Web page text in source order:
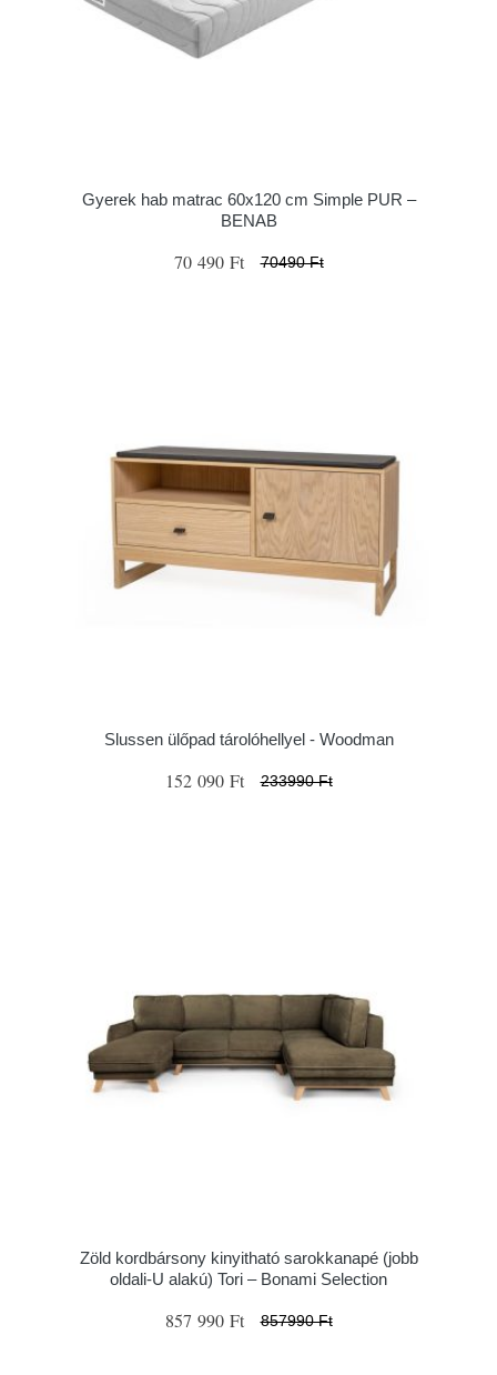
Gyerek hab matrac 60x120 cm Simple PUR –
BENAB
70 490 Ft 70490 Ft
Slussen ülőpad tárolóhellyel - Woodman
152 090 Ft 233990 Ft
Zöld kordbársony kinyitható sarokkanapé (jobb
oldali-U alakú) Tori – Bonami Selection
857 990 Ft 857990 Ft